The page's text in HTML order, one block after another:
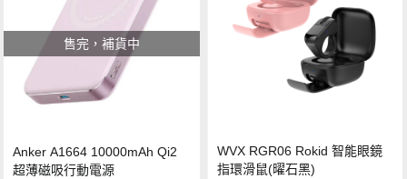
售完，補貨中
Anker A1664 10000mAh Qi2
超薄磁吸行動電源
WVX RGR06 Rokid 智能眼鏡
指環滑鼠(曜石黑)